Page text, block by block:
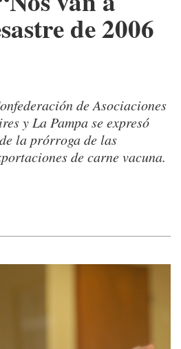
de 2006
de Asociaciones
y La Pampa se expresó
la prórroga de las
de carne vacuna.